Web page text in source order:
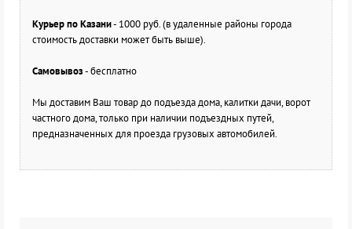
Курьер по Казани- 1000 руб. (в удаленные районы города
стоимость доставки может быть выше).
Самовывоз- бесплатно
Мы доставим Ваш товар до подъезда дома, калитки дачи, ворот
частного дома, только при наличии подъездных путей,
предназначенных для проезда грузовых автомобилей.